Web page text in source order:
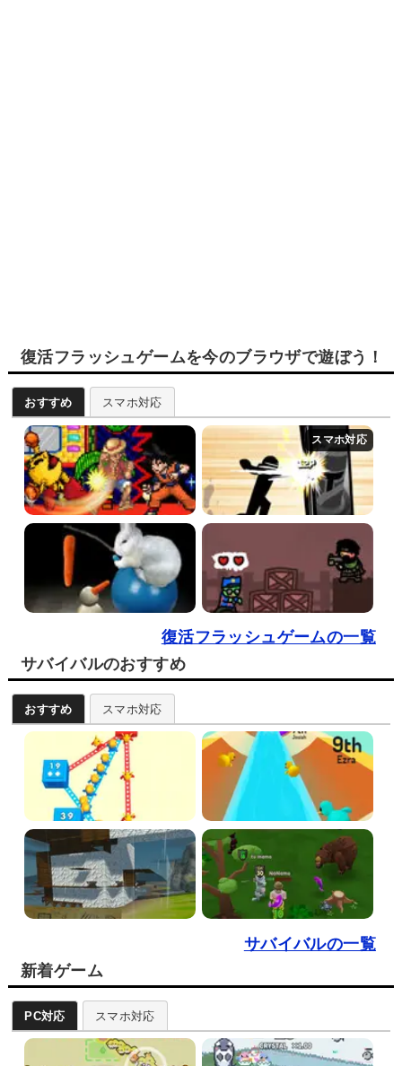
復活フラッシュゲームを今のブラウザで遊ぼう！
おすすめ スマホ対応
復活フラッシュゲームの一覧
サバイバルのおすすめ
おすすめ スマホ対応
サバイバルの一覧
新着ゲーム
PC対応 スマホ対応